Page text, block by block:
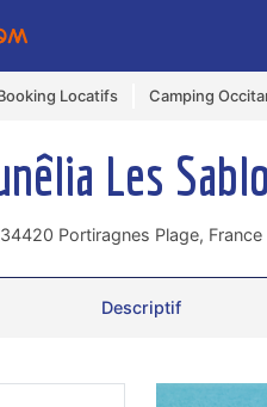
Locatifs Camping
Les
34420 Portiragnes Plage, France
Descriptif